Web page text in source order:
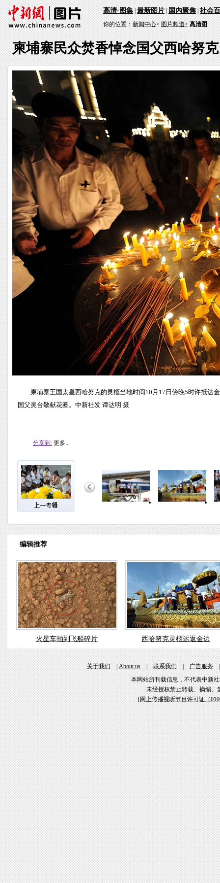
高清·图集|最新图片|国内聚焦|社会
你的位置：新闻中心>图片频道> 高清图
柬埔寨民众焚香悼念国父西哈努克
柬埔寨王国太皇西哈努克的灵柩当地时间10月17日傍晚5时许抵达
国父灵台敬献花圈。中新社发 谭达明 摄
分享到: 更多...
编辑推荐
火星车拍到飞船碎片 西哈努克灵柩运返金边
关于我们|About us|联系我们|广告服务
本网站所刊载信息，不代表中新
未经授权禁止转载、摘编、
[网上传播视听节目许可证（